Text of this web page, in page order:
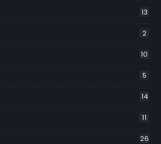
13
2
10
5
14
11
26